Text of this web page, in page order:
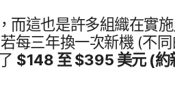
而​這​也​是​許多​組織​在​實
每​三​年​換​一​次​新機 (不
$148 至 $395 美元 (約​